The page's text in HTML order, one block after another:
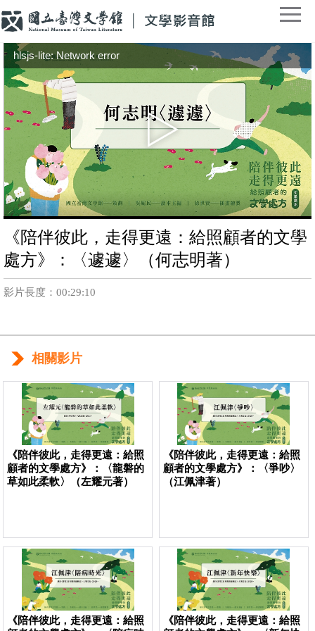
hlsjs-lite: Network error
《陪伴彼此，走得更遠：給照顧者的文學
處方》：〈遽遽〉（何志明著）
影片長度：00:29:10
相關影片
《陪伴彼此，走得更遠：給照
顧者的文學處方》：〈龍磐的
草如此柔軟〉（左耀元著）
《陪伴彼此，走得更遠：給照
顧者的文學處方》：〈爭吵〉
（江佩津著）
《陪伴彼此，走得更遠：給照
《陪伴彼此，走得更遠：給照